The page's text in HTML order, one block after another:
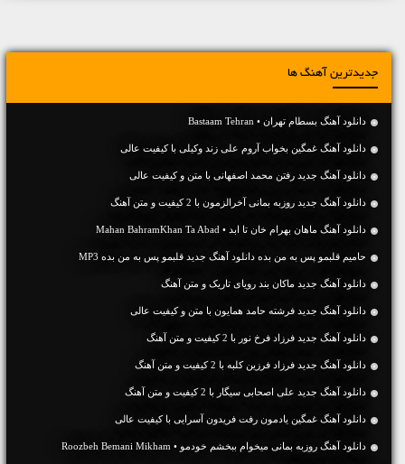
جدیدترین آهنگ ها
دانلود آهنگ بسطام تهران • Bastaam Tehran
دانلود آهنگ غمگین بخواب آروم علی زند وکیلی با کیفیت عالی
دانلود آهنگ جديد رفتن محمد اصفهانی با متن و کیفیت عالی
دانلود آهنگ جديد روزبه بمانی آخرالزمون با 2 کیفیت و متن آهنگ
دانلود آهنگ ماهان بهرام خان تا ابد • Mahan BahramKhan Ta Abad
حامیم قلبمو پس به من بده دانلود آهنگ جدید قلبمو پس به من بده MP3
دانلود آهنگ جديد ماکان بند رویای تاریک و متن آهنگ
دانلود آهنگ جديد فرشته حامد همایون با متن و کیفیت عالی
دانلود آهنگ جديد فرزاد فرخ نور با 2 کیفیت و متن آهنگ
دانلود آهنگ جديد فرزاد فرزین کلبه با 2 کیفیت و متن آهنگ
دانلود آهنگ جديد علی اصحابی سیگار با 2 کیفیت و متن آهنگ
دانلود آهنگ غمگین یادمون رفت فریدون آسرایی با کیفیت عالی
دانلود آهنگ روزبه بمانی میخوام ببخشم خودمو • Roozbeh Bemani Mikham